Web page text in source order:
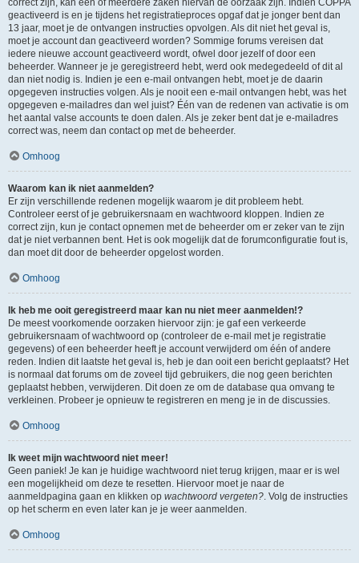
correct zijn, kan één of meerdere zaken hiervan de oorzaak zijn. Indien COPPA
geactiveerd is en je tijdens het registratieproces opgaf dat je jonger bent dan
13 jaar, moet je de ontvangen instructies opvolgen. Als dit niet het geval is,
moet je account dan geactiveerd worden? Sommige forums vereisen dat
iedere nieuwe account geactiveerd wordt, ofwel door jezelf of door een
beheerder. Wanneer je je geregistreerd hebt, werd ook medegedeeld of dit al
dan niet nodig is. Indien je een e-mail ontvangen hebt, moet je de daarin
opgegeven instructies volgen. Als je nooit een e-mail ontvangen hebt, was het
opgegeven e-mailadres dan wel juist? Één van de redenen van activatie is om
het aantal valse accounts te doen dalen. Als je zeker bent dat je e-mailadres
correct was, neem dan contact op met de beheerder.
Omhoog
Waarom kan ik niet aanmelden?
Er zijn verschillende redenen mogelijk waarom je dit probleem hebt.
Controleer eerst of je gebruikersnaam en wachtwoord kloppen. Indien ze
correct zijn, kun je contact opnemen met de beheerder om er zeker van te zijn
dat je niet verbannen bent. Het is ook mogelijk dat de forumconfiguratie fout is,
dan moet dit door de beheerder opgelost worden.
Omhoog
Ik heb me ooit geregistreerd maar kan nu niet meer aanmelden!?
De meest voorkomende oorzaken hiervoor zijn: je gaf een verkeerde
gebruikersnaam of wachtwoord op (controleer de e-mail met je registratie
gegevens) of een beheerder heeft je account verwijderd om één of andere
reden. Indien dit laatste het geval is, heb je dan ooit een bericht geplaatst? Het
is normaal dat forums om de zoveel tijd gebruikers, die nog geen berichten
geplaatst hebben, verwijderen. Dit doen ze om de database qua omvang te
verkleinen. Probeer je opnieuw te registreren en meng je in de discussies.
Omhoog
Ik weet mijn wachtwoord niet meer!
Geen paniek! Je kan je huidige wachtwoord niet terug krijgen, maar er is wel
een mogelijkheid om deze te resetten. Hiervoor moet je naar de
aanmeldpagina gaan en klikken op wachtwoord vergeten?. Volg de instructies
op het scherm en even later kan je je weer aanmelden.
Omhoog